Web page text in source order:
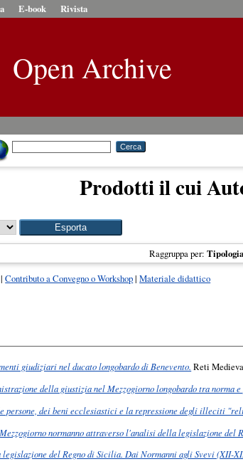
E-book Rivista
Open Archive
Prodotti il cui
Raggruppa per:
|Contributo a Convegno o Workshop|Materiale didattico
giudiziari nel ducato longobardo di Benevento. Reti
della giustizia nel Mezzogiorno longobardo tra norma
persone, dei beni ecclesiastici e la repressione degli illeciti
normanno attraverso l'analisi della legislazione del
legislazione del Regno di Sicilia. Dai Normanni agli Svevi (XII-